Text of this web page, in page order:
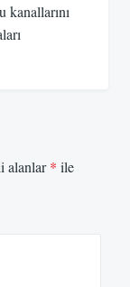
kanallarını
alanlar* ile